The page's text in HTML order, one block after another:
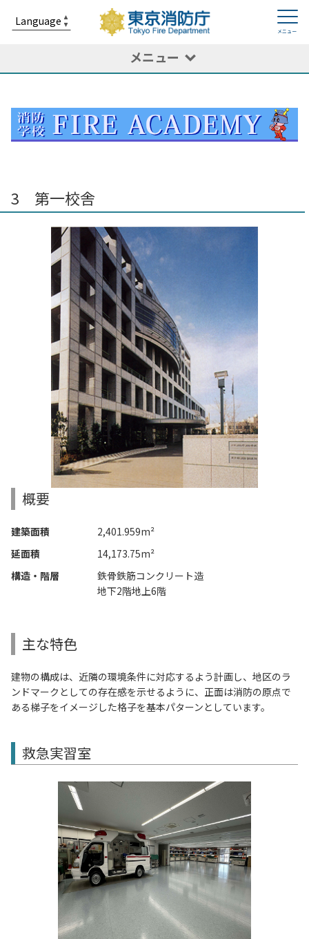
組織 消防学校
メニュー
3 第一校舎
概要
建築面積
2,401.959m²
延面積
14,173.75m²
構造・階層
鉄骨鉄筋コンクリート造
地下2階地上6階
主な特色
建物の構成は、近隣の環境条件に対応するよう計画し、地区のラ
ンドマークとしての存在感を示せるように、正面は消防の原点で
ある梯子をイメージした格子を基本パターンとしています。
救急実習室